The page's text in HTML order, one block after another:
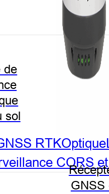
de
sol
GNSS
RTKOptique
CORS